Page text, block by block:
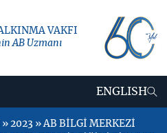
VAKFI
AB Uzmanı
ENGLISH
2023 » AB BİLGİ MERKEZİ